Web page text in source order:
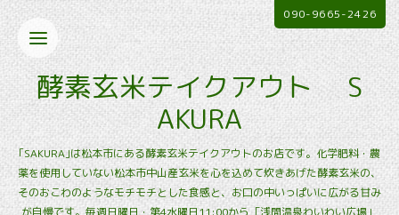
酵素玄米テイクアウト S
AKURA
｢SAKURA｣は松本市にある酵素玄米テイクアウトのお店です。化学肥料・農
薬を使用していない松本市中山産玄米を心を込めて炊きあげた酵素玄米の、
そのおこわのようなモチモチとした食感と、お口の中いっぱいに広がる甘み
が自慢です。毎週日曜日・第4水曜日11:00から「浅間温泉わいわい広場」
090-9665-2426